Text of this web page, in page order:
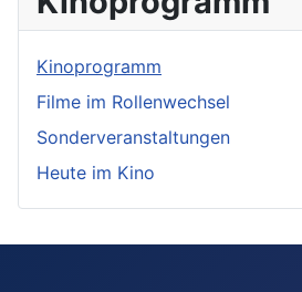
Kinoprogramm
Filme im Rollenwechsel
Sonderveranstaltungen
Heute im Kino